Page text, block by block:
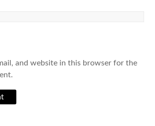
and website in this browser for the